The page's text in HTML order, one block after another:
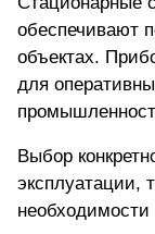
обеспечивают
объектах.
для
Выбор
эксплуатации,
необходимости